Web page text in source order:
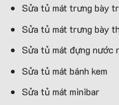
Sửa tủ mát trưng bày
Sửa tủ mát trưng bày
Sửa tủ mát đựng nước
Sửa tủ mát bánh kem
Sửa tủ mát minibar